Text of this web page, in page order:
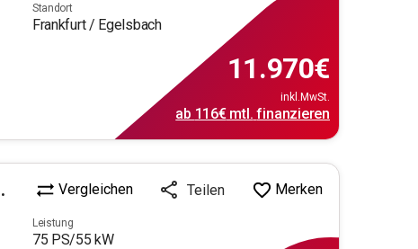
Standort
Frankfurt / Egelsbach
11.970€
inkl.MwSt.
ab 116€mtl. finanzieren
Vergleichen Teilen Merken
Leistung
75 PS/55 kW